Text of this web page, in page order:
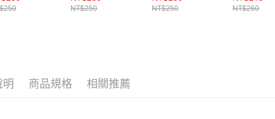
NT$250 NT$250 NT$260
明 商品規格 相關推薦